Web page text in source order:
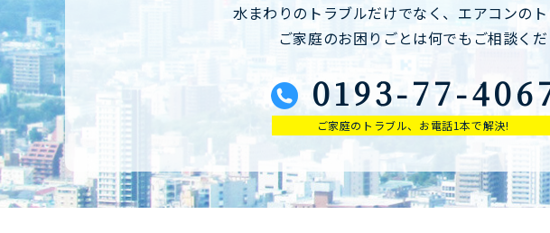
水まわりのトラブルだけでなく、エアコンの
ご家庭のお困りごとは何でもご相談く
0193-77-
ご家庭のトラブル、お電話1本で解決!